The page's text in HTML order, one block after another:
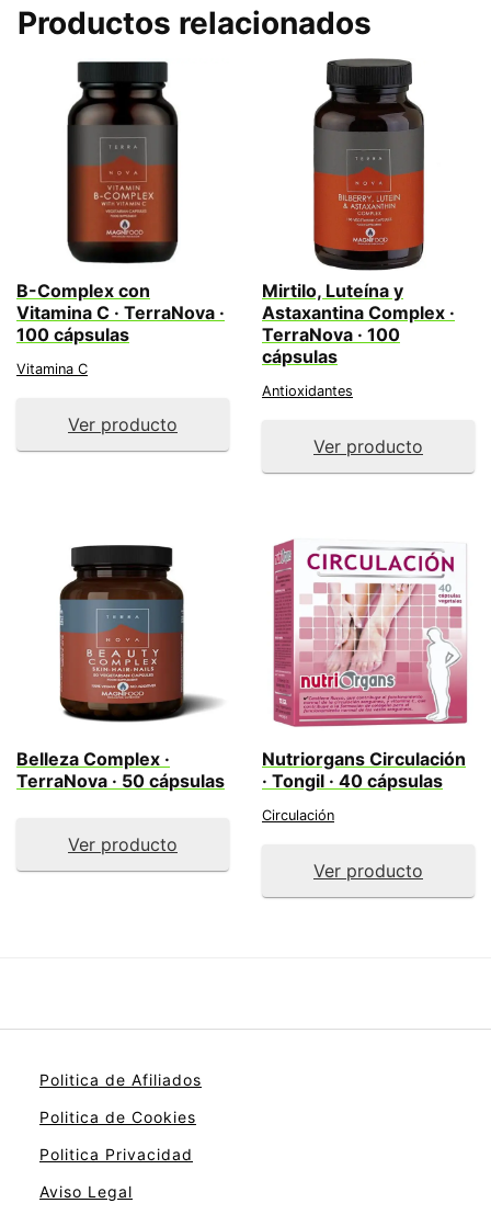
Productos relacionados
B-Complex con
Vitamina C · TerraNova ·
100 cápsulas
Vitamina C
Ver producto
Mirtilo, Luteína y
Astaxantina Complex ·
TerraNova · 100
cápsulas
Antioxidantes
Ver producto
Belleza Complex ·
TerraNova · 50 cápsulas
Ver producto
Nutriorgans Circulación
· Tongil · 40 cápsulas
Circulación
Ver producto
Politica de Afiliados
Politica de Cookies
Politica Privacidad
Aviso Legal